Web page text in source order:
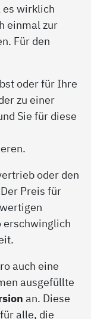
es wirklich
einmal zur
Für den
oder für Ihre
zu einer
Sie für diese
oder den
Preis für
erschwinglich
auch eine
ausgefüllte
an. Diese
alle, die